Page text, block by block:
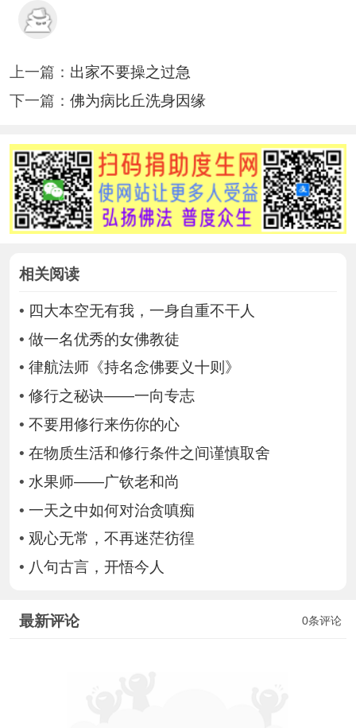
上一篇： 出家不要操之过急
下一篇： 佛为病比丘洗身因缘
相关阅读
• 四大本空无有我，一身自重不干人
• 做一名优秀的女佛教徒
• 律航法师《持名念佛要义十则》
• 修行之秘诀——一向专志
• 不要用修行来伤你的心
• 在物质生活和修行条件之间谨慎取舍
• 水果师——广钦老和尚
• 一天之中如何对治贪嗔痴
• 观心无常，不再迷茫彷徨
• 八句古言，开悟今人
0条评论
最新评论